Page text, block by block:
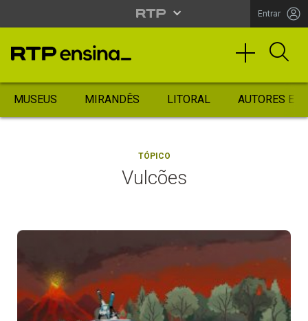
Entrar
MUSEUS MIRANDÊS LITORAL AUTORES
TÓPICO
Vulcões